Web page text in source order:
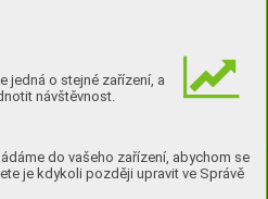
jedná o stejné zařízení, a
návštěvnost.
do vašeho zařízení, abychom se
je kdykoli později upravit ve Správě